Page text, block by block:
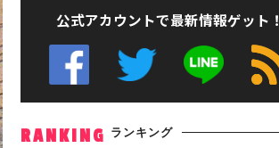
公式アカウントで最新情報ゲット！
RANKING ランキング